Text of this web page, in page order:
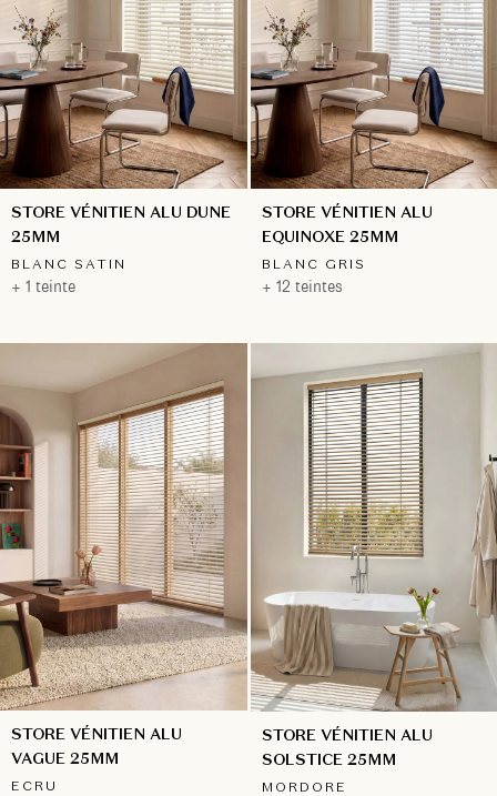
STORE VÉNITIEN ALU DUNE
25MM
BLANC SATIN
+ 1 teinte
STORE VÉNITIEN ALU
EQUINOXE 25MM
BLANC GRIS
+ 12 teintes
STORE VÉNITIEN ALU
VAGUE 25MM
ECRU
STORE VÉNITIEN ALU
SOLSTICE 25MM
MORDORE